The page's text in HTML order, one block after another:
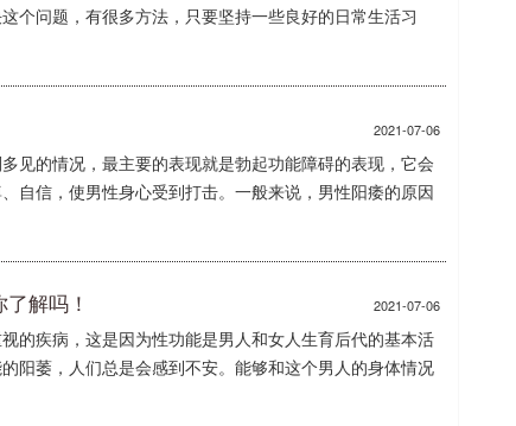
个问题，有很多方法，只要坚持一些良好的日常生活习
2021-07-06
见的情况，最主要的表现就是勃起功能障碍的表现，它会
自信，使男性身心受到打击。一般来说，男性阳痿的原因
2021-07-06
解吗！
的疾病，这是因为性功能是男人和女人生育后代的基本活
阳萎，人们总是会感到不安。能够和这个男人的身体情况